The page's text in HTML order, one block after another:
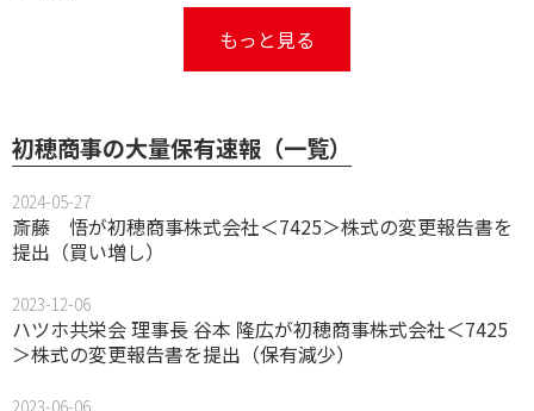
もっと見る
初穂商事の大量保有速報（一覧）
2024-05-27
斎藤 悟が初穂商事株式会社＜7425＞株式の変更報告書を
提出（買い増し）
2023-12-06
ハツホ共栄会 理事長 谷本 隆広が初穂商事株式会社＜7425
＞株式の変更報告書を提出（保有減少）
2023-06-06